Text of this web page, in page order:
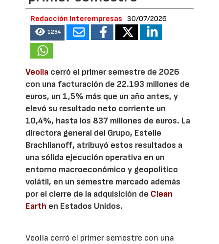
Redacción Interempresas 30/07/2026
1234
Veolia cerró el primer semestre de 2026
con una facturación de 22.193 millones de
euros, un 1,5% más que un año antes, y
elevó su resultado neto corriente un
10,4%, hasta los 837 millones de euros. La
directora general del Grupo, Estelle
Brachlianoff, atribuyó estos resultados a
una sólida ejecución operativa en un
entorno macroeconómico y geopolítico
volátil, en un semestre marcado además
por el cierre de la adquisición de Clean
Earth en Estados Unidos.
Veolia cerró el primer semestre con una